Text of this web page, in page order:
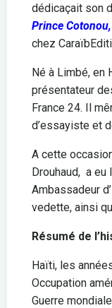
dédicaçait son
Prince
chez
Né à Limbé, en
présentateur
France 24. Il
d’essayiste et
A cette
Drouhaud, a eu
Ambassadeur
vedette, ainsi
Résumé de
Haïti, les
Occupation
Guerre